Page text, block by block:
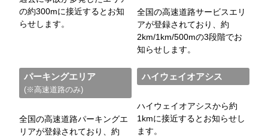
の約300mに接近するとお知
らせします。
全国の高速道路サービスエリ
アが登録されており、約
2km/1km/500mの3段階でお
知らせします。
パーキングエリア
(※高速道路のみ)
全国の高速道路パーキングエ
リアが登録されており、約
ハイウェイオアシス
ハイウェイオアシスから約
1kmに接近するとお知らせし
ます。